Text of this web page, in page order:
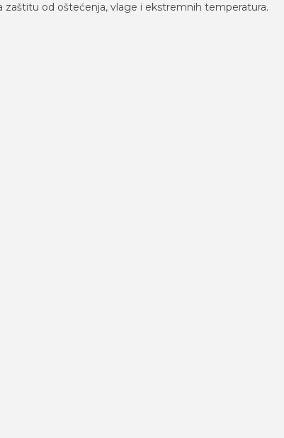
od oštećenja, vlage i ekstremnih temperatura.